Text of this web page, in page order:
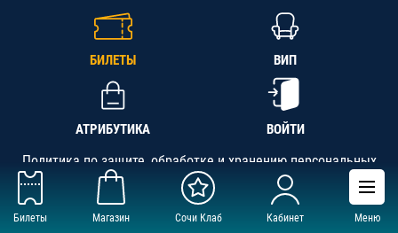
Билеты Магазин Сочи Клаб Кабинет Меню
БИЛЕТЫ ВИП
АТРИБУТИКА ВОЙТИ
Политика по защите, обработке и хранению персональных
данных
АНО «СК «Кубань-Регион», ОГРН 1142300002349,